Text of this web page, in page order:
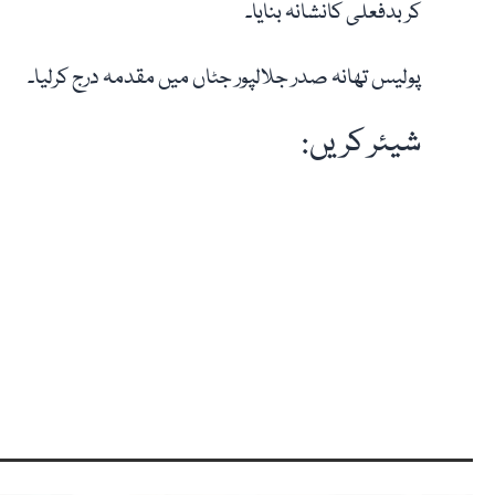
کر بدفعلی کانشانہ بنایا۔
پولیس تھانہ صدر جلالپور جٹاں میں مقدمہ درج کرلیا۔
شیئر کریں: